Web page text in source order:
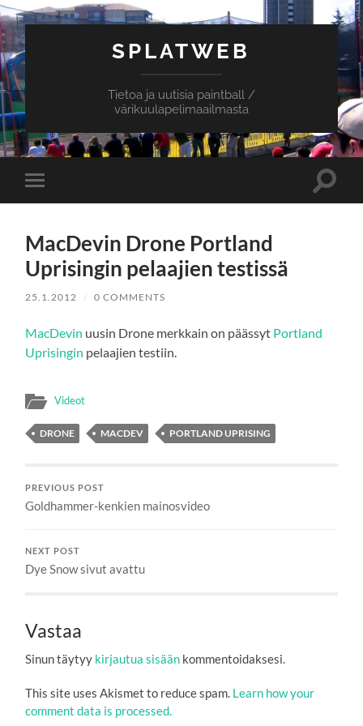
SPLATWEB
Tietoa ja uutisia paintball /
värikuulapelimaailmasta
Toggle
mobile
Toggle
MacDevin Drone Portland
Uprisingin pelaajien testissä
25.1.2012 / 0 COMMENTS
MacDevin uusin Drone merkkain on päässyt Portland
Uprisingin pelaajien testiin.
Videot
DRONE MACDEV PORTLAND UPRISING
PREVIOUS POST
Goldhammer-kenkien mainosvideo
NEXT POST
Dye Snow sivut avattu
Vastaa
Sinun täytyy kirjautua sisään kommentoidaksesi.
This site uses Akismet to reduce spam. Learn how your
comment data is processed.